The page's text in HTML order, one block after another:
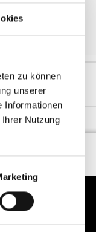
zu können
unserer
Informationen
Nutzung